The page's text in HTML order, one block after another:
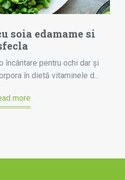
soia edamame si
încântare pentru ochi dar și
în dietă vitaminele d...
more